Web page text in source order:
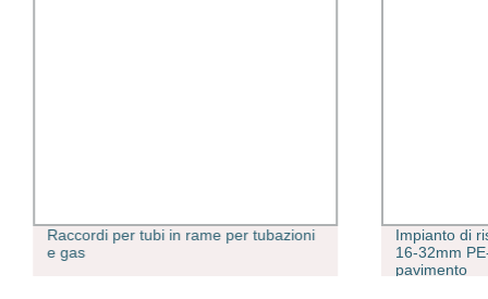
Raccordi per tubi in rame per tubazioni
e gas
Impianto di
16-32mm
pavimento